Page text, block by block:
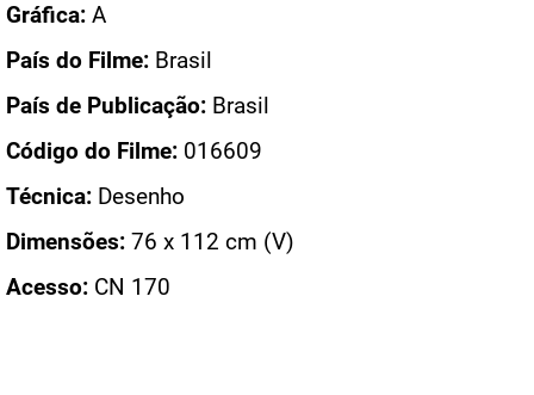
Gráfica: A
País do Filme: Brasil
País de Publicação: Brasil
Código do Filme: 016609
Técnica: Desenho
Dimensões: 76 x 112 cm (V)
Acesso: CN 170